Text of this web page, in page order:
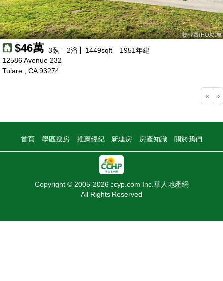
物业费(HOA):無
$46萬 3臥 2浴 1449sqft 1951年建
12586 Avenue 232
Tulare , CA 93274
« »
首頁 學區搜房 推薦經紀 新建房 房產知識 關於我們
Copyright © 2005-2026 ccyp.com Inc.華人地產網
All Rights Reserved